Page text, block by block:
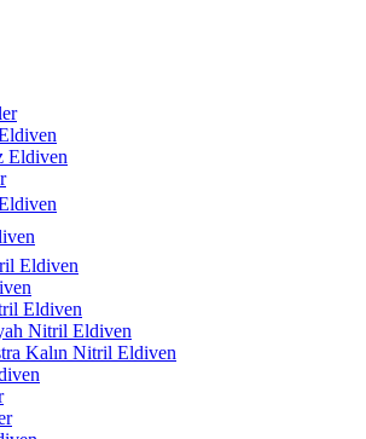
Eldiven
Eldiven
Eldiven
Nitril Eldiven
Kalın Nitril Eldiven